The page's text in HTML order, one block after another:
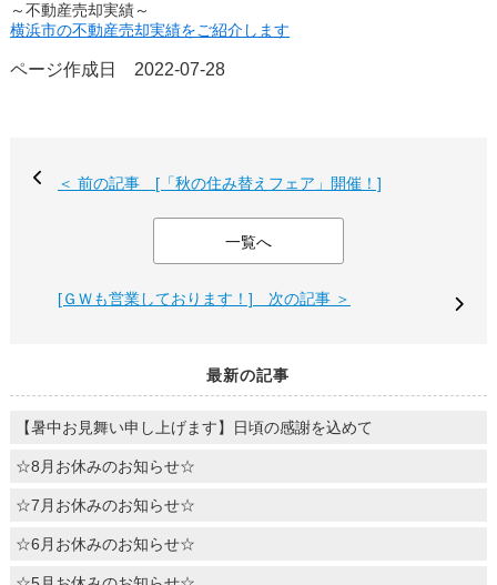
～不動産売却実績～
横浜市の不動産売却実績をご紹介します
ページ作成日 2022-07-28
＜ 前の記事 [「秋の住み替えフェア」開催！]
一覧へ
[ＧＷも営業しております！] 次の記事 ＞
最新の記事
【暑中お見舞い申し上げます】日頃の感謝を込めて
☆8月お休みのお知らせ☆
☆7月お休みのお知らせ☆
☆6月お休みのお知らせ☆